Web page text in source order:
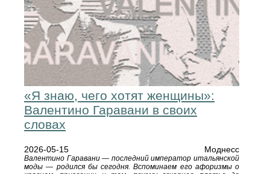
«Я знаю, чего хотят женщины»:
Валентино Гаравани в своих
словах
2026-05-15 Моднесс
Валентино Гаравани — последний император итальянской
моды — родился бы сегодня. Вспоминаем его афоризмы о